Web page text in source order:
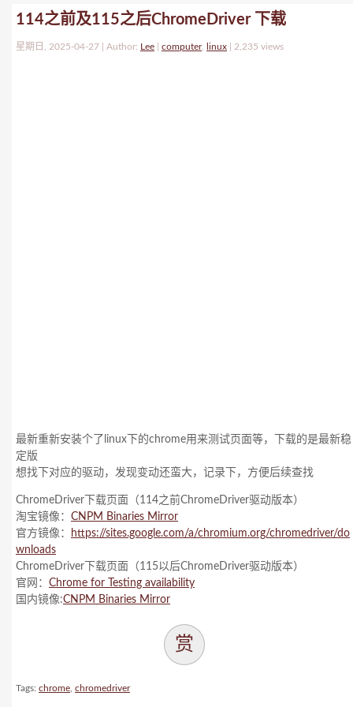
114之前及115之后ChromeDriver 下载
星期日, 2025-04-27 | Author: Lee computer, linux 2,235 views
最新重新安装个了linux下的chrome用来测试页面等，下载的是最新稳
定版
想找下对应的驱动，发现变动还蛮大，记录下，方便后续查找
ChromeDriver下载页面（114之前ChromeDriver驱动版本）
淘宝镜像： CNPM Binaries Mirror
官方镜像：
https://sites.google.com/a/chromium.org/chromedriver/do
wnloads
ChromeDriver下载页面（115以后ChromeDriver驱动版本）
官网： Chrome for Testing availability
国内镜像:CNPM Binaries Mirror
赏
Tags: chrome chromedriver